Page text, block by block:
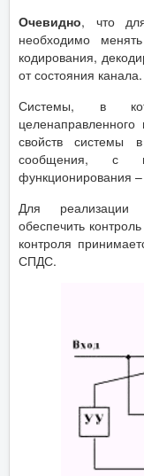
Очевидно, что
необходимо
кодирования,
от состояния канала.
Системы, в
свойств системы
сообщения, с
функционирования
Для реализации
обеспечить
контроля
СПДС.